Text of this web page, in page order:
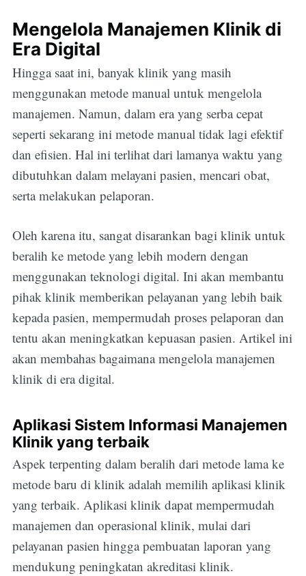
Mengelola Manajemen Klinik di
Era Digital
Hingga saat ini, banyak klinik yang masih
menggunakan metode manual untuk mengelola
manajemen. Namun, dalam era yang serba cepat
seperti sekarang ini metode manual tidak lagi efektif
dan efisien. Hal ini terlihat dari lamanya waktu yang
dibutuhkan dalam melayani pasien, mencari obat,
serta melakukan pelaporan.
Oleh karena itu, sangat disarankan bagi klinik untuk
beralih ke metode yang lebih modern dengan
menggunakan teknologi digital. Ini akan membantu
pihak klinik memberikan pelayanan yang lebih baik
kepada pasien, mempermudah proses pelaporan dan
tentu akan meningkatkan kepuasan pasien. Artikel ini
akan membahas bagaimana mengelola manajemen
klinik di era digital.
Aplikasi Sistem Informasi Manajemen
Klinik yang terbaik
Aspek terpenting dalam beralih dari metode lama ke
metode baru di klinik adalah memilih aplikasi klinik
yang terbaik. Aplikasi klinik dapat mempermudah
manajemen dan operasional klinik, mulai dari
pelayanan pasien hingga pembuatan laporan yang
mendukung peningkatan akreditasi klinik.